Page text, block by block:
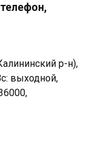
р-н),
выходной,